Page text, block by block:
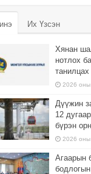
Их Үзсэн
Хянан
нотлох
2026 оны
Дүүжин
12
бүрэн
2026 оны
Агаарын